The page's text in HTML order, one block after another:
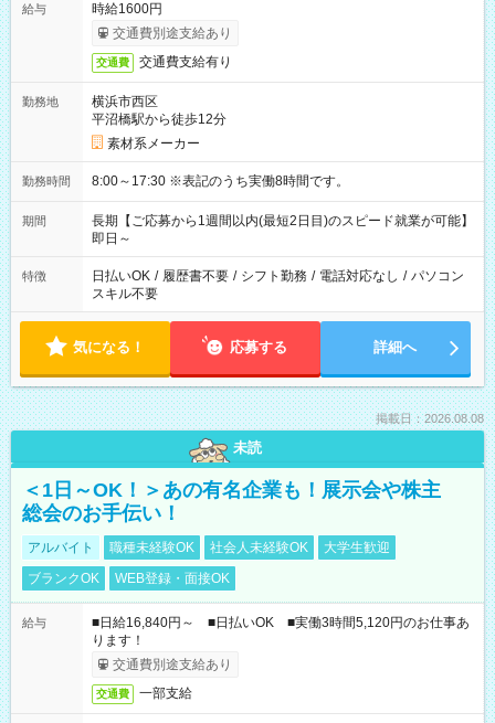
給与
時給1600円
交通費別途支給あり
交通費 交通費支給有り
勤務地
横浜市西区
平沼橋駅から徒歩12分
素材系メーカー
勤務時間 8:00～17:30 ※表記のうち実働8時間です。
期間
長期【ご応募から1週間以内(最短2日目)のスピード就業が可能】
即日～
特徴 日払いOK / 履歴書不要 / シフト勤務 / 電話対応なし / パソコン
スキル不要
気になる！ 応募する 詳細へ
掲載日：2026.08.08
未読
＜1日～OK！＞あの有名企業も！展示会や株主
総会のお手伝い！
アルバイト 職種未経験OK 社会人未経験OK
大学生歓迎
ブランクOK
WEB登録・面接OK
給与
■日給16,840円～ ■日払いOK ■実働3時間5,120円のお仕事あ
ります！
交通費別途支給あり
交通費 一部支給